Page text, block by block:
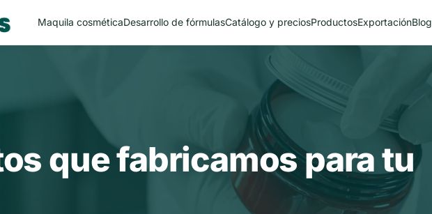
Maquila cosméticaDesarrollo de fórmulasCatálogo y preciosProductosExportaciónBlog
que fabricamos para tu